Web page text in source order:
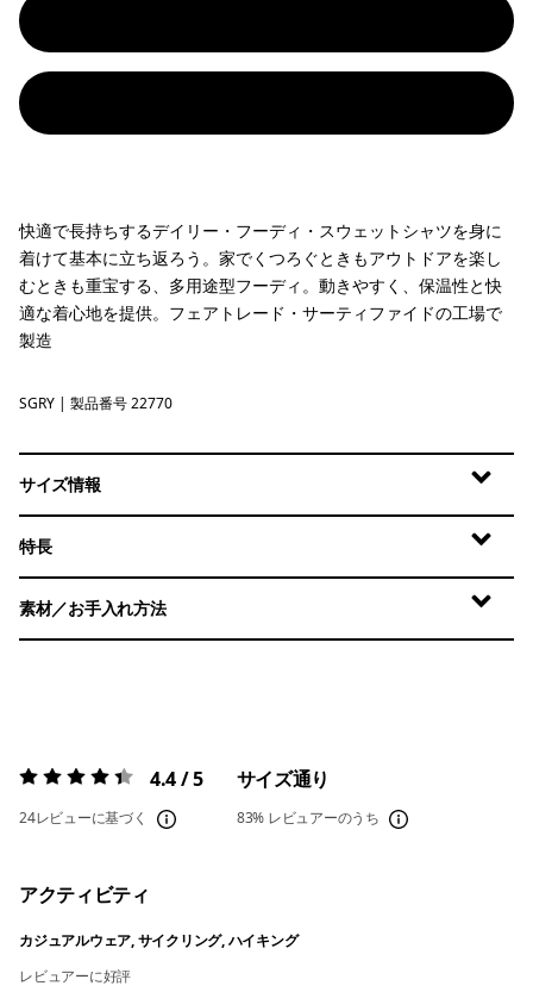
快適で長持ちするデイリー・フーディ・スウェットシャツを身に
着けて基本に立ち返ろう。家でくつろぐときもアウトドアを楽し
むときも重宝する、多用途型フーディ。動きやすく、保温性と快
適な着心地を提供。フェアトレード・サーティファイドの工場で
製造
Salt Grey
SGRY | 製品番号 22770
サイズ情報
特長
素材／お手入れ方法
評価:4.4 / 5 4.4 / 5
24レビューに基づく
サイズ通り
83% レビュアーのうち
アクティビティ
カジュアルウェア, サイクリング, ハイキング
レビュアーに好評